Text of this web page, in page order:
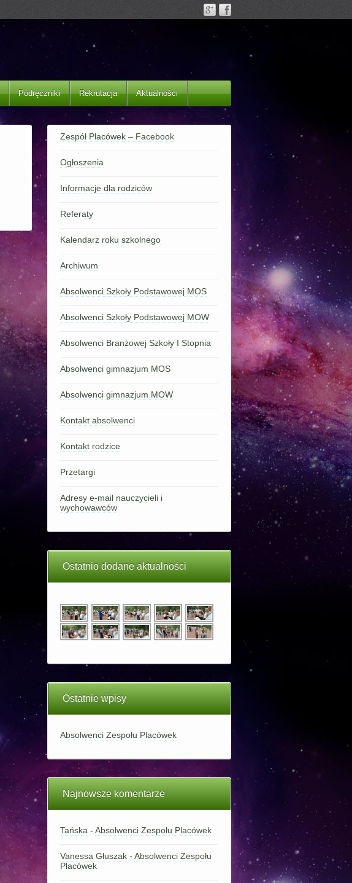
Podręczniki Rekrutacja Aktualności
Zespół Placówek – Facebook
Ogłoszenia
Informacje dla rodziców
Referaty
Kalendarz roku szkolnego
Archiwum
Absolwenci Szkoły Podstawowej MOS
Absolwenci Szkoły Podstawowej MOW
Absolwenci Branżowej Szkoły I Stopnia
Absolwenci gimnazjum MOS
Absolwenci gimnazjum MOW
Kontakt absolwenci
Kontakt rodzice
Przetargi
Adresy e-mail nauczycieli i
wychowawców
Ostatnio dodane aktualności
Ostatnie wpisy
Absolwenci Zespołu Placówek
Najnowsze komentarze
Tańska - Absolwenci Zespołu Placówek
Vanessa Głuszak- Absolwenci Zespołu
Placówek